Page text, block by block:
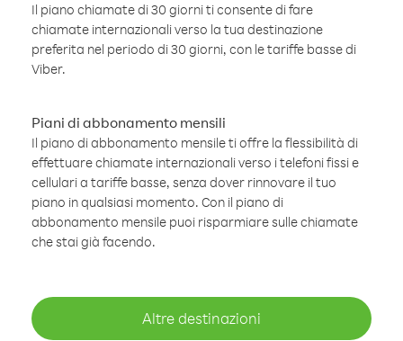
Il piano chiamate di 30 giorni ti consente di fare
chiamate internazionali verso la tua destinazione
preferita nel periodo di 30 giorni, con le tariffe basse di
Viber.
Piani di abbonamento mensili
Il piano di abbonamento mensile ti offre la flessibilità di
effettuare chiamate internazionali verso i telefoni fissi e
cellulari a tariffe basse, senza dover rinnovare il tuo
piano in qualsiasi momento. Con il piano di
abbonamento mensile puoi risparmiare sulle chiamate
che stai già facendo.
Altre destinazioni